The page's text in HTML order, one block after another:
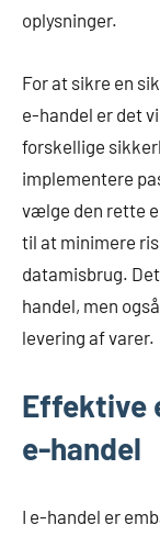
oplysninger.
For at sikre en
e-handel er det
forskellige
implementere
vælge den rette
til at minimere
datamisbrug.
handel, men
levering af varer.
Effektive
e-handel
I e-handel er